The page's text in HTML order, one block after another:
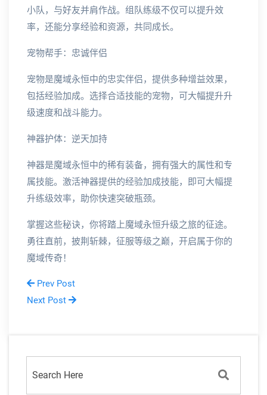
小队，与好友并肩作战。组队练级不仅可以提升效
率，还能分享经验和资源，共同成长。
宠物帮手：忠诚伴侣
宠物是魔域永恒中的忠实伴侣，提供多种增益效果，
包括经验加成。选择合适技能的宠物，可大幅提升升
级速度和战斗能力。
神器护体：逆天加持
神器是魔域永恒中的稀有装备，拥有强大的属性和专
属技能。激活神器提供的经验加成技能，即可大幅提
升练级效率，助你快速突破瓶颈。
掌握这些秘诀，你将踏上魔域永恒升级之旅的征途。
勇往直前，披荆斩棘，征服等级之巅，开启属于你的
魔域传奇！
Prev Post
Next Post